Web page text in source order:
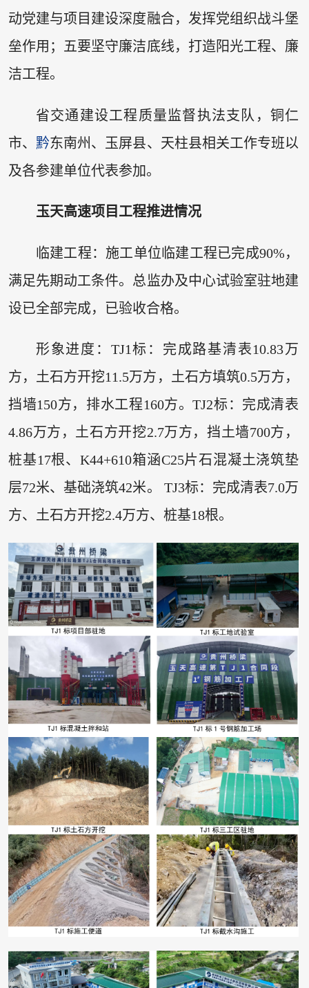
动党建与项目建设深度融合，发挥党组织战斗堡
垒作用；五要坚守廉洁底线，打造阳光工程、廉
洁工程。
省交通建设工程质量监督执法支队，铜仁
市、 黔东南州、玉屏县、天柱县相关工作专班以
及各参建单位代表参加。
玉天高速项目工程推进情况
临建工程：施工单位临建工程已完成90%，
满足先期动工条件。总监办及中心试验室驻地建
设已全部完成，已验收合格。
形象进度：TJ1标：完成路基清表10.83万
方，土石方开挖11.5万方，土石方填筑0.5万方，
挡墙150方，排水工程160方。TJ2标：完成清表
4.86万方，土石方开挖2.7万方，挡土墙700方，
桩基17根、K44+610箱涵C25片石混凝土浇筑垫
层72米、基础浇筑42米。 TJ3标：完成清表7.0万
方、土石方开挖2.4万方、桩基18根。